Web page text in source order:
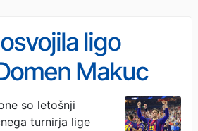
ligo
Makuc
so letošnji
turnirja lige